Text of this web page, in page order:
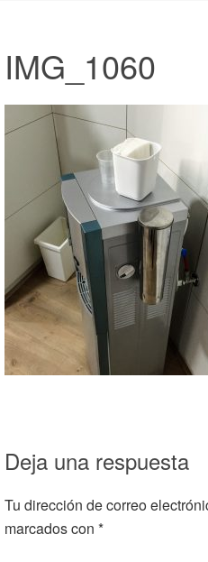
IMG_1060
Deja una respuesta
Tu dirección de correo
marcados con *